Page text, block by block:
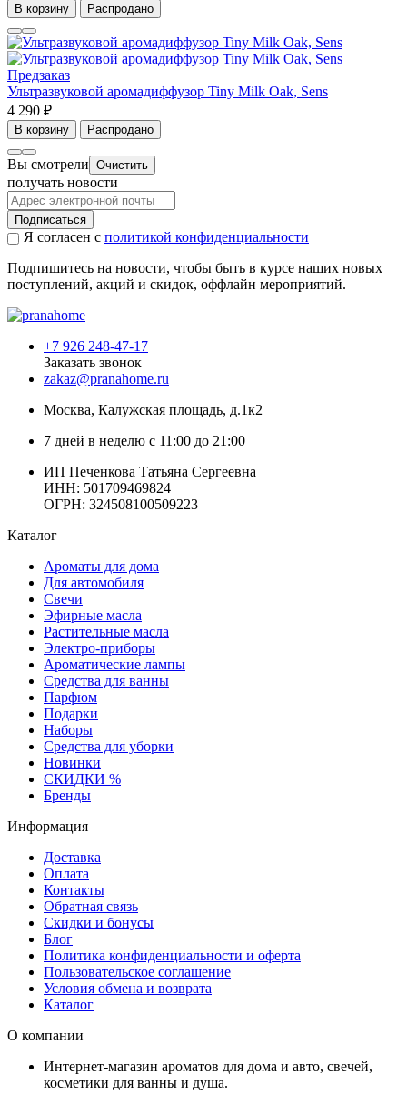
В корзину Распродано
Предзаказ
Ультразвуковой аромадиффузор Tiny Milk Oak, Sens
4 290 ₽
В корзину Распродано
Вы смотрели Очистить
получать новости
Подписаться
Я согласен с политикой конфиденциальности
Подпишитесь на новости, чтобы быть в курсе наших новых
поступлений, акций и скидок, оффлайн мероприятий.
+7 926 248-47-17
Заказать звонок
zakaz@pranahome.ru
Москва, Калужская площадь, д.1к2
7 дней в неделю с 11:00 до 21:00
ИП Печенкова Татьяна Сергеевна
ИНН: 501709469824
ОГРН: 324508100509223
Каталог
Ароматы для дома
Для автомобиля
Свечи
Эфирные масла
Растительные масла
Электро-приборы
Ароматические лампы
Средства для ванны
Парфюм
Подарки
Наборы
Средства для уборки
Новинки
СКИДКИ %
Бренды
Информация
Доставка
Оплата
Контакты
Обратная связь
Скидки и бонусы
Блог
Политика конфиденциальности и оферта
Пользовательское соглашение
Условия обмена и возврата
Каталог
О компании
Интернет-магазин ароматов для дома и авто, свечей,
косметики для ванны и душа.